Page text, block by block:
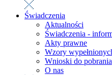
Świadczenia
Aktualności
Świadczenia -
Akty prawne
Wzory
Wnioski do pobrania
O nas